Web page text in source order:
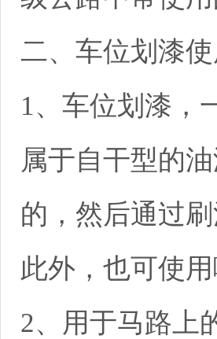
二、车位划漆
1、车位划漆，
属于自干型的
的，然后通过
此外，也可使
2、用于马路上